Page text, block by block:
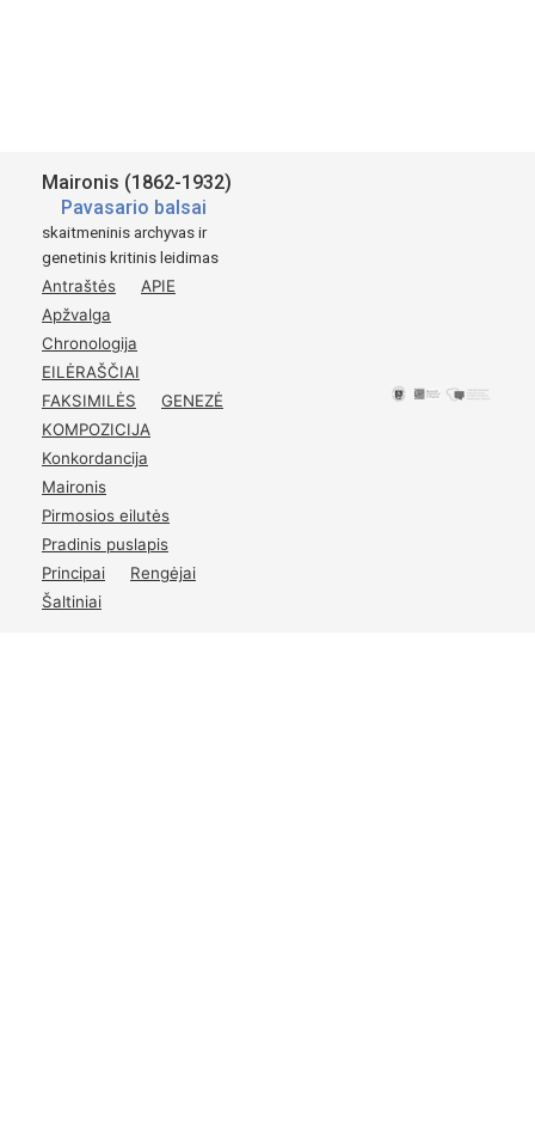
St. Maironis
Pavasario Balsai
Tilźėje.
1895
Kasztu autoriaus.
4–5
Maironis (1862-1932)
Pavasario balsai
skaitmeninis archyvas ir
genetinis kritinis leidimas
Antraštės
APIE
Apžvalga
Chronologija
EILĖRAŠČIAI
FAKSIMILĖS
GENEZĖ
KOMPOZICIJA
Konkordancija
Maironis
Pirmosios eilutės
Pradinis puslapis
Principai
Rengėjai
Šaltiniai